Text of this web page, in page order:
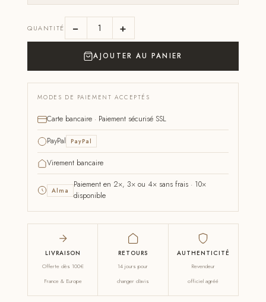
QUANTITÉ − +
AJOUTER AU PANIER
MODES DE PAIEMENT ACCEPTÉS
Carte bancaire · Paiement sécurisé SSL
PayPal PayPal
Virement bancaire
Alma
Paiement en 2×, 3× ou 4× sans frais · 10×
disponible
LIVRAISON
Offerte dès 100€
France & Europe
RETOURS
14 jours pour
changer d'avis
AUTHENTICITÉ
Revendeur
officiel agréé